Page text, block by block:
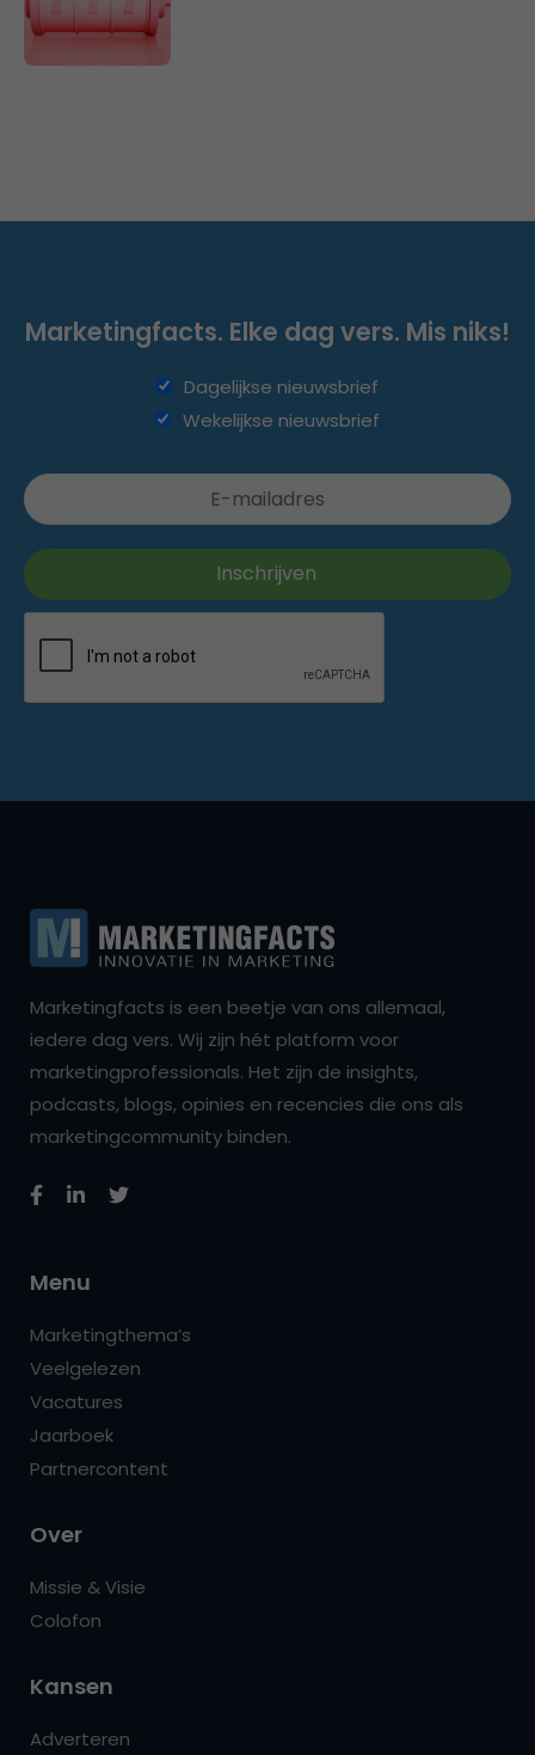
Marketingfacts. Elke dag vers. Mis niks!
Dagelijkse nieuwsbrief
Wekelijkse nieuwsbrief
Marketingfacts is een beetje van ons allemaal,
iedere dag vers. Wij zijn hét platform voor
marketingprofessionals. Het zijn de insights,
podcasts, blogs, opinies en recencies die ons als
marketingcommunity binden.
Menu
Marketingthema’s
Veelgelezen
Vacatures
Jaarboek
Partnercontent
Over
Missie & Visie
Colofon
Kansen
Adverteren